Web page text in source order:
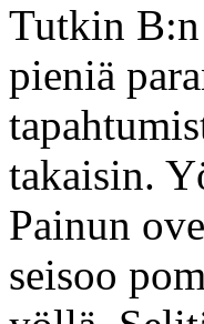
Tutkin B:n
pieniä
takaisin.
Painun
seisoo